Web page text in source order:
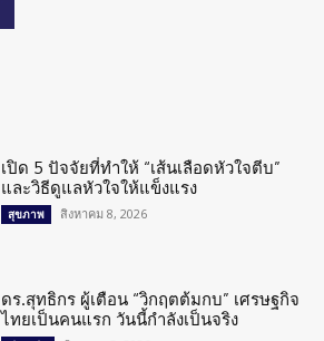
เปิด 5 ปัจจัยที่ทำให้ “เส้นเลือดหัวใจตีบ”
และวิธีดูแลหัวใจให้แข็งแรง
สุขภาพ สิงหาคม 8, 2026
ดร.สุทธิกร ผู้เตือน “วิกฤตต้มกบ” เศรษฐกิจ
ไทยเป็นคนแรก วันนี้กำลังเป็นจริง